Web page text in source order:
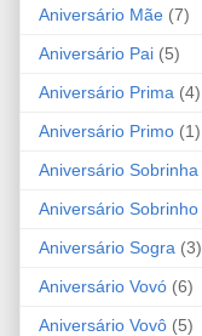
Aniversário Mãe (7)
Aniversário Pai (5)
Aniversário Prima (4)
Aniversário Primo (1)
Aniversário Sobrinha
Aniversário Sobrinho
Aniversário Sogra (3)
Aniversário Vovó (6)
Aniversário Vovô (5)